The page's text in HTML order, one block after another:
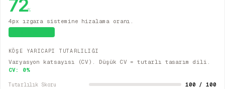
72%
4px ızgara sistemine hizalama oranı.
KÖŞE YARICAPI TUTARLILIĞI
Varyasyon katsayısı (CV). Düşük CV = tutarlı tasarım dili.
CV: 0%
Tutarlılık Skoru 100 / 100